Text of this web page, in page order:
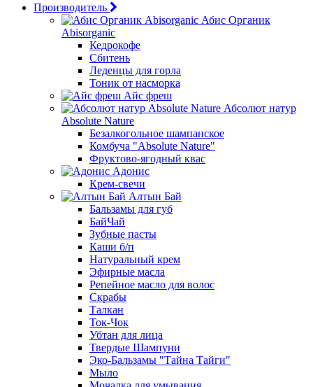
Производитель
Абис Органик
Abisorganic
Кедрокофе
Сбитень
Леденцы для горла
Тоник от насморка
Айс фреш
Абсолют натур
Absolute Nature
Безалкогольное шампанское
Комбуча "Absolute Nature"
Фруктово-ягодный квас
Адонис
Крем-свечи
Алтын Бай
Бальзамы для губ
БайЧай
Зубные пасты
Каши б/п
Натуральный крем
Эфирные масла
Репейное масло для волос
Скрабы
Талкан
Ток-Чок
Убтан для лица
Твердые Шампуни
Эко-Бальзамы "Тайна Тайги"
Мыло